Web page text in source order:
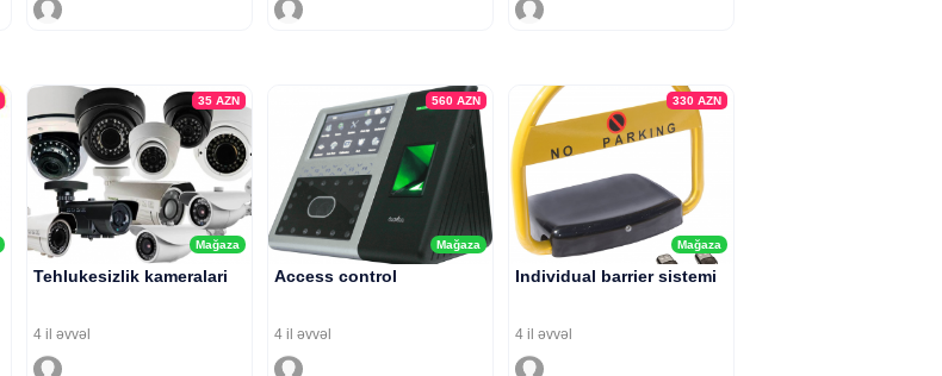
Mağaza
35 AZN
Tehlukesizlik kameralari
4 il əvvəl
Mağaza
560 AZN
Access control
4 il əvvəl
Mağaza
330 AZN
Individual barrier sistemi
4 il əvvəl